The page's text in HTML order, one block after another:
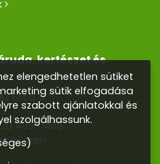
kertészet és
utca 5.
405 0405
elengedhetetlen sütiket
sütik elfogadása
szabott ajánlatokkal és
szolgálhassunk.